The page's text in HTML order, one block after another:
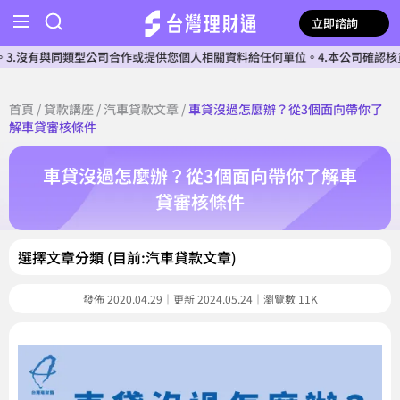
立即諮詢
司合作或提供您個人相關資料給任何單位。4.本公司確認核貸前不會收
首頁 / 貸款講座 / 汽車貸款文章 /車貸沒過怎麼辦？從3個面向帶你了
解車貸審核條件
車貸沒過怎麼辦？從3個面向帶你了解車
貸審核條件
選擇文章分類 (目前:汽車貸款文章)
發佈 2020.04.29｜更新 2024.05.24｜瀏覽數 11K